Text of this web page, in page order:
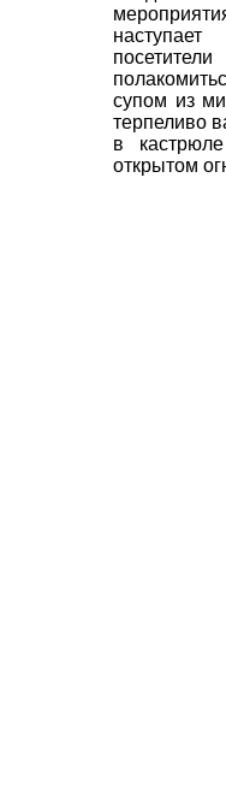
супом из
терпеливо
в
открытом